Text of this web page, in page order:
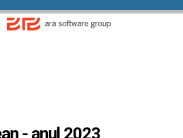
- anul 2023